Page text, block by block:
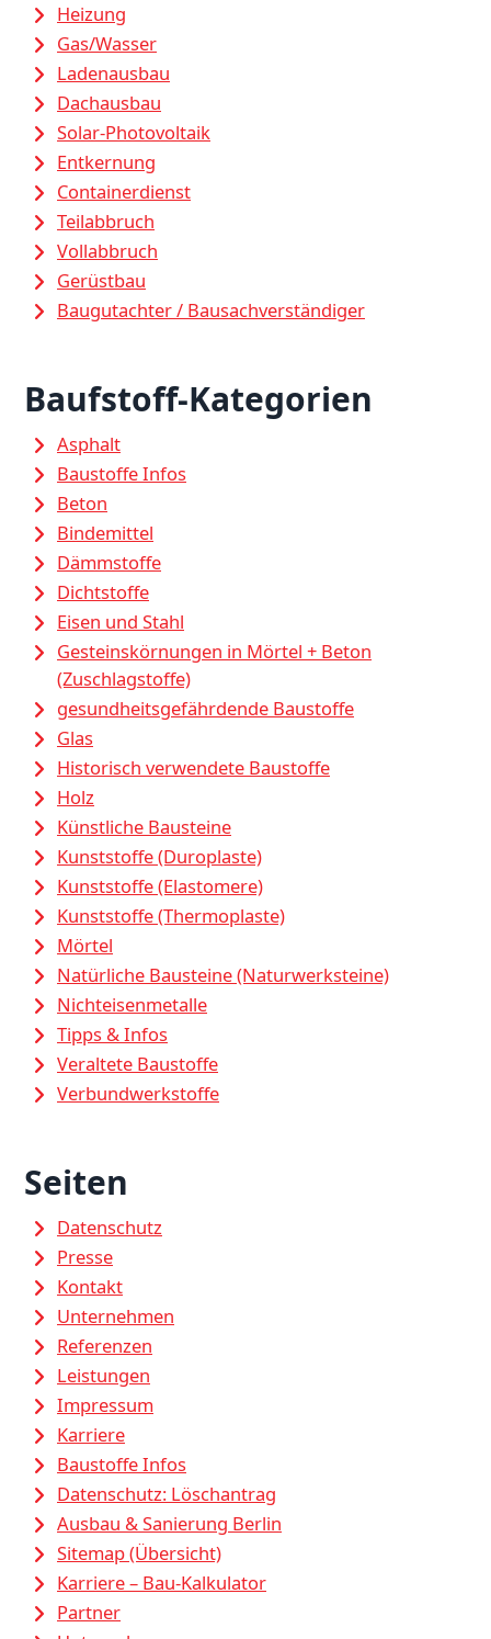
Heizung
Gas/Wasser
Ladenausbau
Dachausbau
Solar-Photovoltaik
Entkernung
Containerdienst
Teilabbruch
Vollabbruch
Gerüstbau
Baugutachter / Bausachverständiger
Baufstoff-Kategorien
Asphalt
Baustoffe Infos
Beton
Bindemittel
Dämmstoffe
Dichtstoffe
Eisen und Stahl
Gesteinskörnungen in Mörtel + Beton
(Zuschlagstoffe)
gesundheitsgefährdende Baustoffe
Glas
Historisch verwendete Baustoffe
Holz
Künstliche Bausteine
Kunststoffe (Duroplaste)
Kunststoffe (Elastomere)
Kunststoffe (Thermoplaste)
Mörtel
Natürliche Bausteine (Naturwerksteine)
Nichteisenmetalle
Tipps & Infos
Veraltete Baustoffe
Verbundwerkstoffe
Seiten
Datenschutz
Presse
Kontakt
Unternehmen
Referenzen
Leistungen
Impressum
Karriere
Baustoffe Infos
Datenschutz: Löschantrag
Ausbau & Sanierung Berlin
Sitemap (Übersicht)
Karriere – Bau-Kalkulator
Partner